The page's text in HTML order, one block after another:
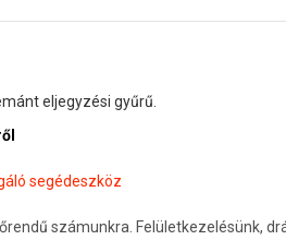
eljegyzési gyűrű.
segédeszköz
számunkra. Felületkezelésünk,